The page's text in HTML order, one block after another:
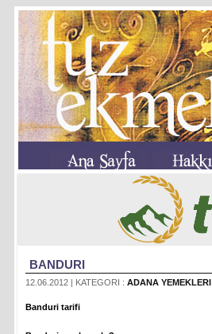
BANDURI
12.06.2012 | KATEGORI : ADANA YEMEKLERI
Banduri tarifi